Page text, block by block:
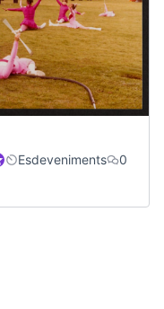
oficial
Esdeveniments
0